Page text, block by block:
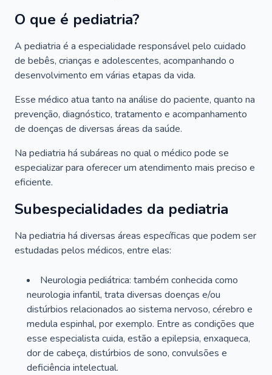
O que é pediatria?
A pediatria é a especialidade responsável pelo cuidado
de bebês, crianças e adolescentes, acompanhando o
desenvolvimento em várias etapas da vida.
Esse médico atua tanto na análise do paciente, quanto na
prevenção, diagnóstico, tratamento e acompanhamento
de doenças de diversas áreas da saúde.
Na pediatria há subáreas no qual o médico pode se
especializar para oferecer um atendimento mais preciso e
eficiente.
Subespecialidades da pediatria
Na pediatria há diversas áreas específicas que podem ser
estudadas pelos médicos, entre elas:
Neurologia pediátrica: também conhecida como
neurologia infantil, trata diversas doenças e/ou
distúrbios relacionados ao sistema nervoso, cérebro e
medula espinhal, por exemplo. Entre as condições que
esse especialista cuida, estão a epilepsia, enxaqueca,
dor de cabeça, distúrbios de sono, convulsões e
deficiência intelectual.